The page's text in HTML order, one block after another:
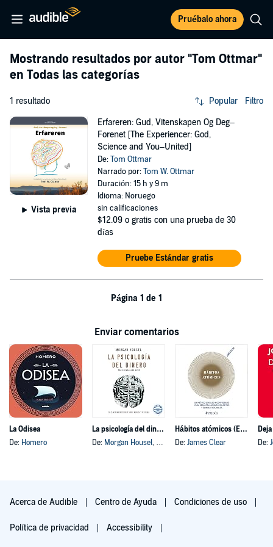
Pruébalo ahora
Mostrando resultados por autor "Tom Ottmar"
en Todas las categorías
1 resultado Popular Filtro
Vista previa
Erfareren: Gud, Vitenskapen Og Deg–
Forenet [The Experiencer: God,
Science and You–United]
De:Tom Ottmar
Narrado por:Tom W. Ottmar
Duración: 15 h y 9 m
Idioma: Noruego
sin calificaciones
$12.09 o gratis con una prueba de 30
días
Pruebe Estándar gratis
Página 1 de 1
Enviar comentarios
La Odisea
De: Homero
La psicología del dinero
De: Morgan Housel, y otros
Hábitos atómicos (Español neutro)
De: James Clear
De:
Acerca de Audible Centro de Ayuda Condiciones de uso
Política de privacidad Accessibility